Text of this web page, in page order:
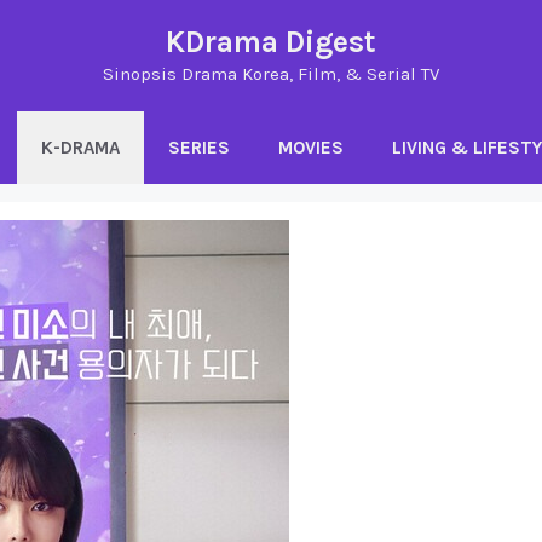
KDrama Digest
Sinopsis Drama Korea, Film, & Serial TV
K-DRAMA SERIES MOVIES LIVING &